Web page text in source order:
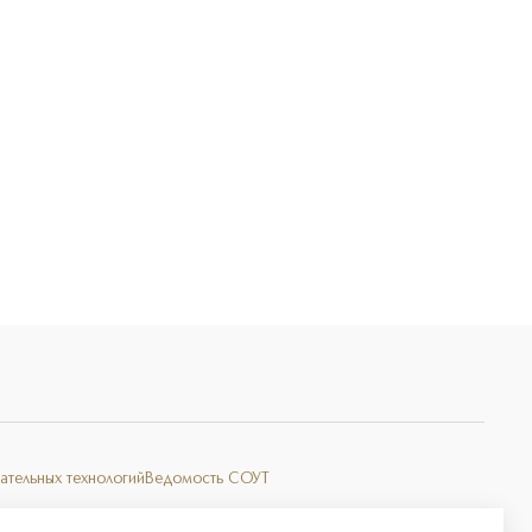
технологий Ведомость СОУТ